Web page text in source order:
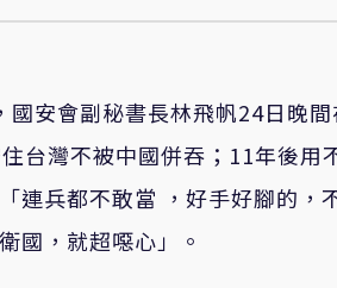
國安會副秘書長林飛帆24日晚
台灣不被中國併吞；11年後用
連兵都不敢當 ，好手好腳的，
國，就超噁心」。